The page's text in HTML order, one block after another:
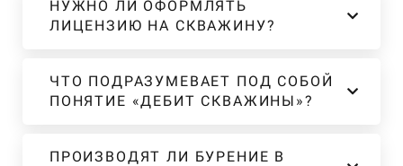
НУЖНО ЛИ ОФОРМЛЯТЬ
ЛИЦЕНЗИЮ НА СКВАЖИНУ?
ЧТО ПОДРАЗУМЕВАЕТ ПОД СОБОЙ
ПОНЯТИЕ «ДЕБИТ СКВАЖИНЫ»?
ПРОИЗВОДЯТ ЛИ БУРЕНИЕ В